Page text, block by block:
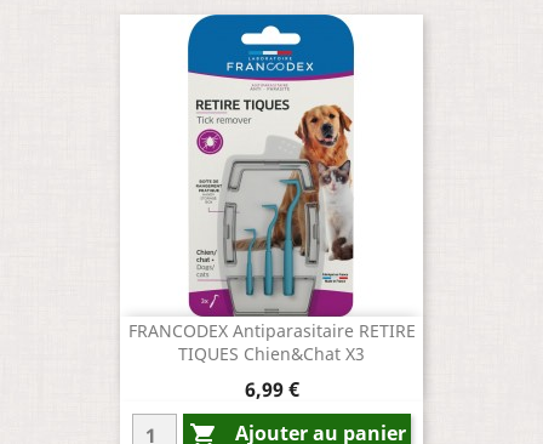
FRANCODEX Antiparasitaire RETIRE
TIQUES Chien&chat X3
Prix
6,99 €
 Ajouter au panier